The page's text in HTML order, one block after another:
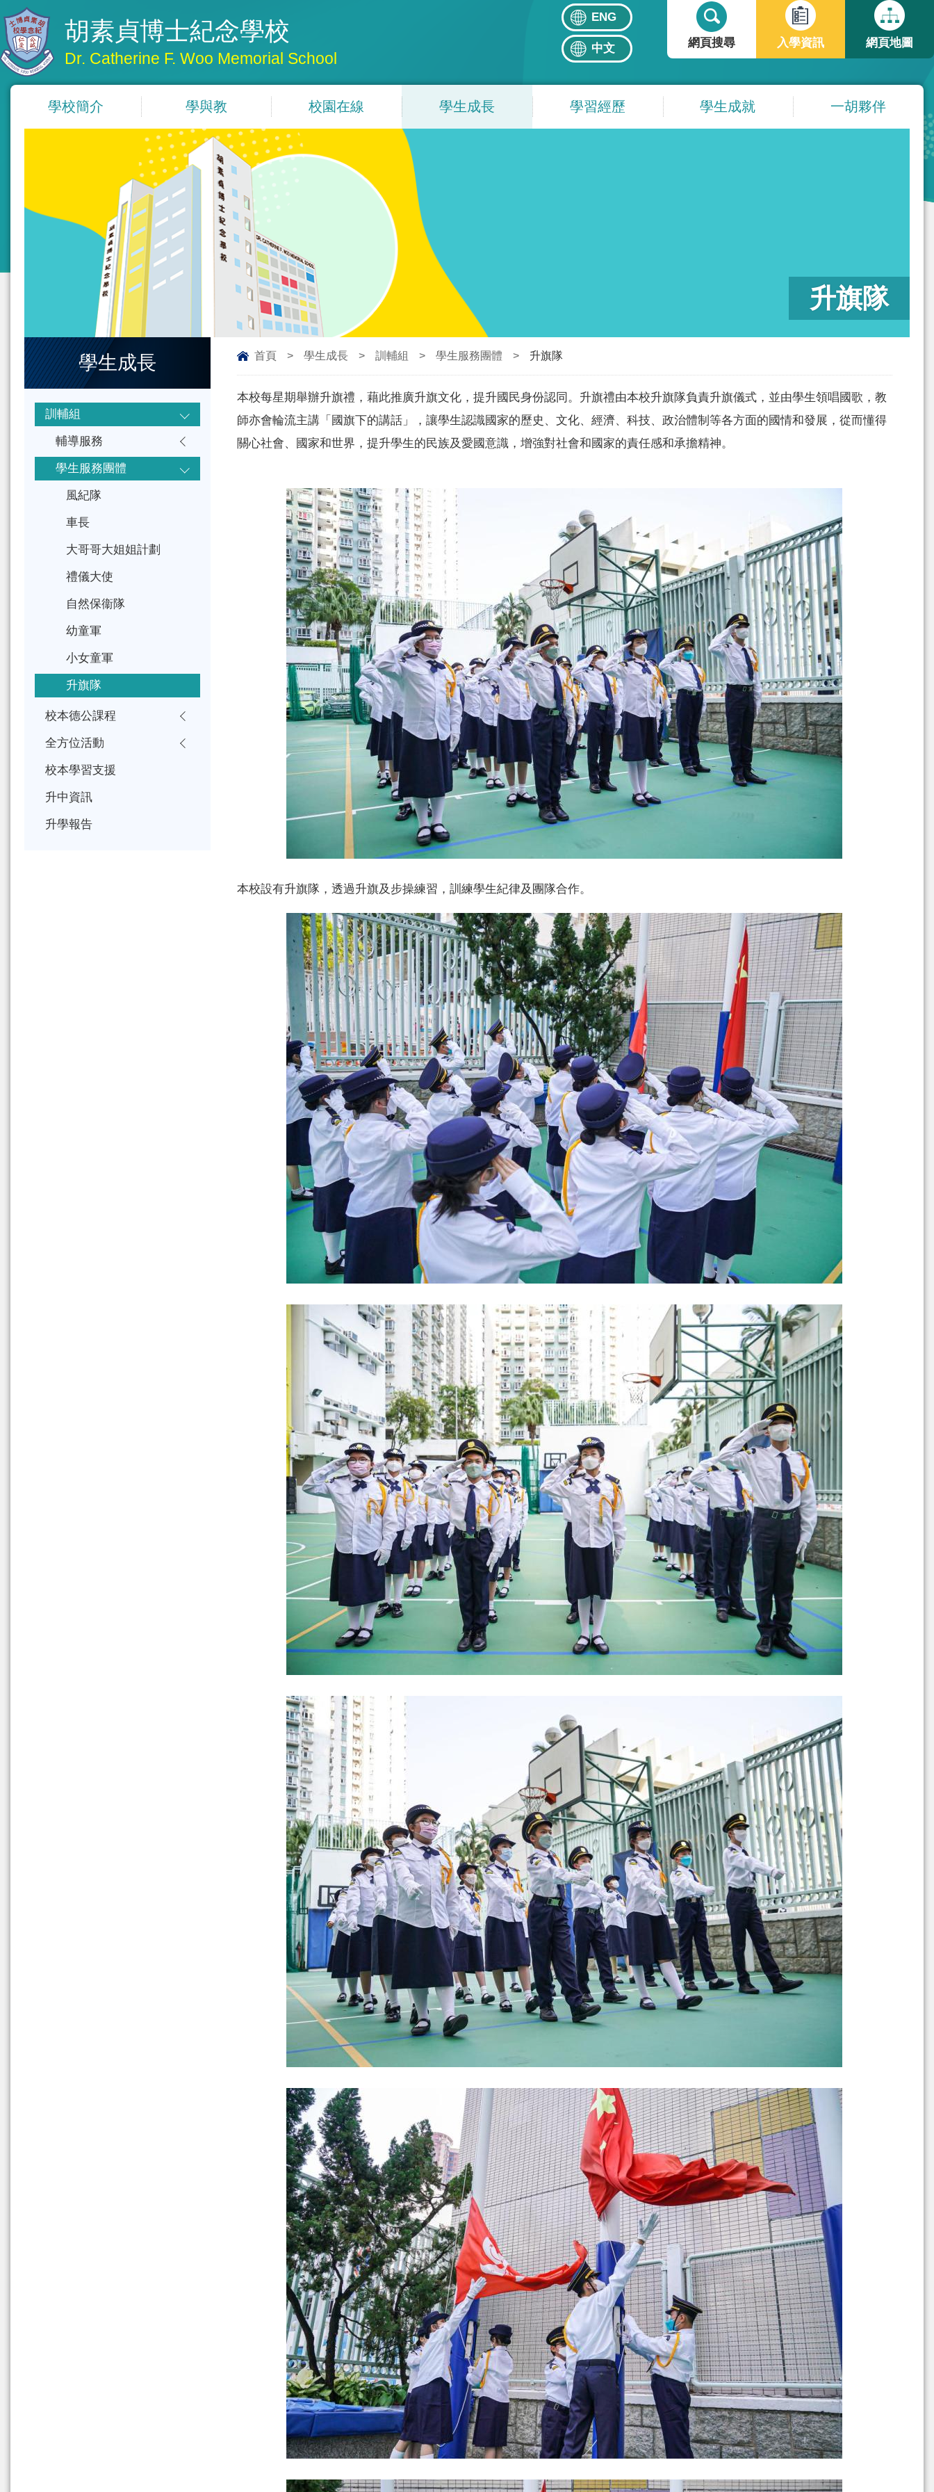
胡素貞博士紀念學校
Dr. Catherine F. Woo Memorial School
ENG
中文
搜
尋
表
單
網頁搜尋
入學資訊 網頁地圖
學校簡介 學與教 校園在線 學生成長 學習經歷 學生成就 一胡夥伴
升旗隊
首頁 > 學生成長 > 訓輔組 > 學生服務團體 > 升旗隊
本校每星期舉辦升旗禮，藉此推廣升旗文化，提升國民身份認同。升旗禮由本校升旗隊負責升旗儀式，並由學生領唱國歌，教
師亦會輪流主講「國旗下的講話」
， 讓學生認識國家的歷史、文化、經濟、科技、政治體制等各方面的國情和發展，從而懂得
關心社會、國家和世界，提升學生的民族及愛國意識，增強對社會和國家的責任感和承擔精神。
本校設有升旗隊，透過升旗及步操練習，訓練學生紀律及團隊合作。
學生成長
訓輔組
輔導服務
學生服務團體
風紀隊
車長
大哥哥大姐姐計劃
禮儀大使
自然保衞隊
幼童軍
小女童軍
升旗隊
校本德公課程
全方位活動
校本學習支援
升中資訊
升學報告